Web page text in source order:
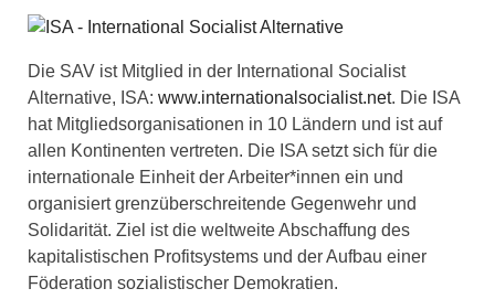
Die SAV ist Mitglied in der International Socialist
Alternative, ISA: www.internationalsocialist.net. Die ISA
hat Mitgliedsorganisationen in 10 Ländern und ist auf
allen Kontinenten vertreten. Die ISA setzt sich für die
internationale Einheit der Arbeiter*innen ein und
organisiert grenzüberschreitende Gegenwehr und
Solidarität. Ziel ist die weltweite Abschaffung des
kapitalistischen Profitsystems und der Aufbau einer
Föderation sozialistischer Demokratien.